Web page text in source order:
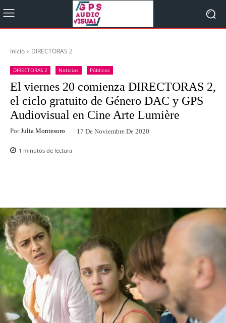
Inicio DIRECTORAS 2
DIRECTORAS 2 Noticias Públicos
El viernes 20 comienza DIRECTORAS 2,
el ciclo gratuito de Género DAC y GPS
Audiovisual en Cine Arte Lumière
Por Julia Montesoro 17 De Noviembre De 2020
1 minutos de lectura